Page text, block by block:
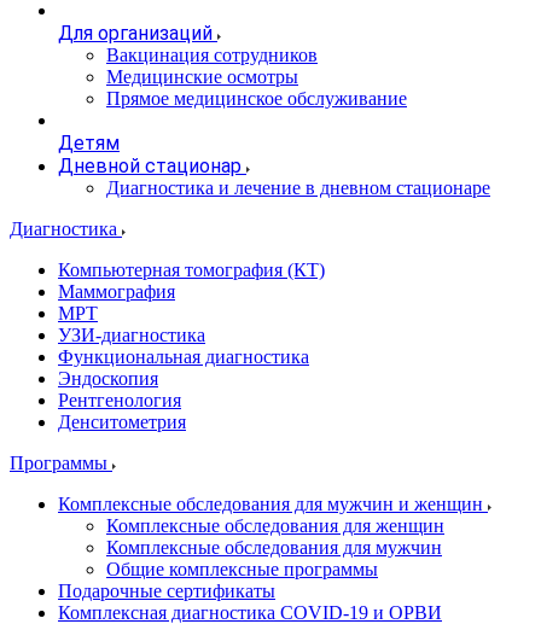
Для организаций
Вакцинация сотрудников
Медицинские осмотры
Прямое медицинское обслуживание
Детям
Дневной стационар
Диагностика и лечение в дневном стационаре
Диагностика
Компьютерная томография (КТ)
Маммография
МРТ
УЗИ-диагностика
Функциональная диагностика
Эндоскопия
Рентгенология
Денситометрия
Программы
Комплексные обследования для мужчин и женщин
Комплексные обследования для женщин
Комплексные обследования для мужчин
Общие комплексные программы
Подарочные сертификаты
Комплексная диагностика COVID-19 и ОРВИ